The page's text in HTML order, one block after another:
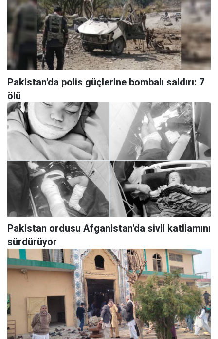
Pakistan'da polis güçlerine bombalı saldırı: 7
ölü
Pakistan ordusu Afganistan'da sivil katliamını
sürdürüyor